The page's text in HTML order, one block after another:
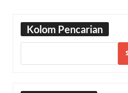
Kolom Pencarian